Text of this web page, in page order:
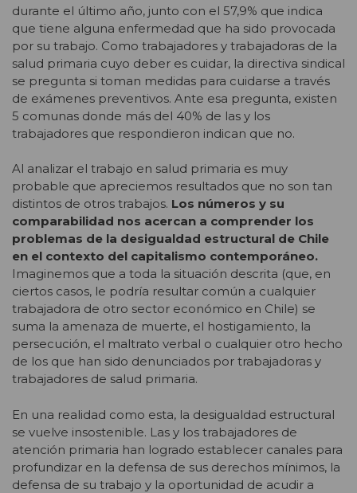
durante el último año, junto con el 57,9% que indica
que tiene alguna enfermedad que ha sido provocada
por su trabajo. Como trabajadores y trabajadoras de la
salud primaria cuyo deber es cuidar, la directiva sindical
se pregunta si toman medidas para cuidarse a través
de exámenes preventivos. Ante esa pregunta, existen
5 comunas donde más del 40% de las y los
trabajadores que respondieron indican que no.
Al analizar el trabajo en salud primaria es muy
probable que apreciemos resultados que no son tan
distintos de otros trabajos. Los números y su
comparabilidad nos acercan a comprender los
problemas de la desigualdad estructural de Chile
en el contexto del capitalismo contemporáneo.
Imaginemos que a toda la situación descrita (que, en
ciertos casos, le podría resultar común a cualquier
trabajadora de otro sector económico en Chile) se
suma la amenaza de muerte, el hostigamiento, la
persecución, el maltrato verbal o cualquier otro hecho
de los que han sido denunciados por trabajadoras y
trabajadores de salud primaria.
En una realidad como esta, la desigualdad estructural
se vuelve insostenible. Las y los trabajadores de
atención primaria han logrado establecer canales para
profundizar en la defensa de sus derechos mínimos, la
defensa de su trabajo y la oportunidad de acudir a